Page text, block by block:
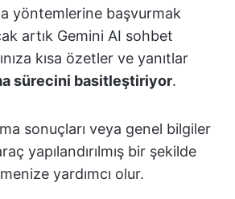
yöntemlerine başvurmak
artık Gemini AI sohbet
kısa özetler ve yanıtlar
sürecini basitleştiriyor.
sonuçları veya genel bilgiler
yapılandırılmış bir şekilde
yardımcı olur.